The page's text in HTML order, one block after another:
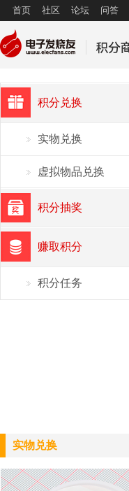
首页 社区 论坛 问答
积分兑换
实物兑换
虚拟物品兑换
积分抽奖
赚取积分
积分任务
实物兑换